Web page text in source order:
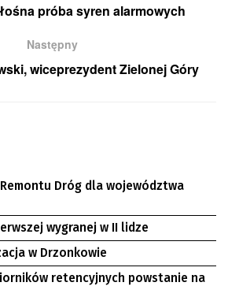
próba syren alarmowych
Następny
wiceprezydent Zielonej Góry
Remontu Dróg dla województwa
wygranej w II lidze
w Drzonkowie
retencyjnych powstanie na